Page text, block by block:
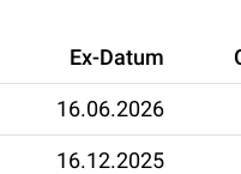
Ex-Datum
16.06.2026
16.12.2025